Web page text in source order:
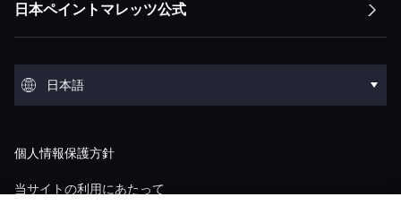
トップメッセージ
ESGステートメント ESGマネジメント
マテリアリティ
環境
環境トップ
環境汚染
ガバナンストップ
調達
経営方針トップ
「アセット・アセンブラー」モデルの競争優
IRライブラリ
IRライブラリトップ
決算短信
説明会資料・動画
業績・財務・ESGデータトップ
個人投資家の皆様へ
会社概要
会社概要トップ
沿革
役員紹介
ショールーム
グループ概要
研究開発
日本ペイントマレッツ公式
日本語
個人情報保護方針
当サイトの利用にあたって